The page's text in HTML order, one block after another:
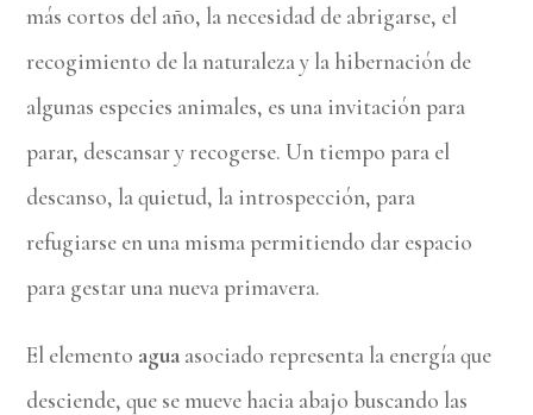
más cortos del año, la necesidad de abrigarse, el
recogimiento de la naturaleza y la hibernación de
algunas especies animales, es una invitación para
parar, descansar y recogerse. Un tiempo para el
descanso, la quietud, la introspección, para
refugiarse en una misma permitiendo dar espacio
para gestar una nueva primavera.
El elemento agua asociado representa la energía que
desciende, que se mueve hacia abajo buscando las